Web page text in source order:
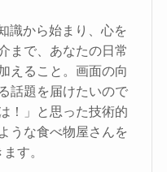
識から始まり、心を
まで、あなたの日常
えること。画面の向
話題を届けたいので
！」と思った技術的
うな食べ物屋さんを
す。